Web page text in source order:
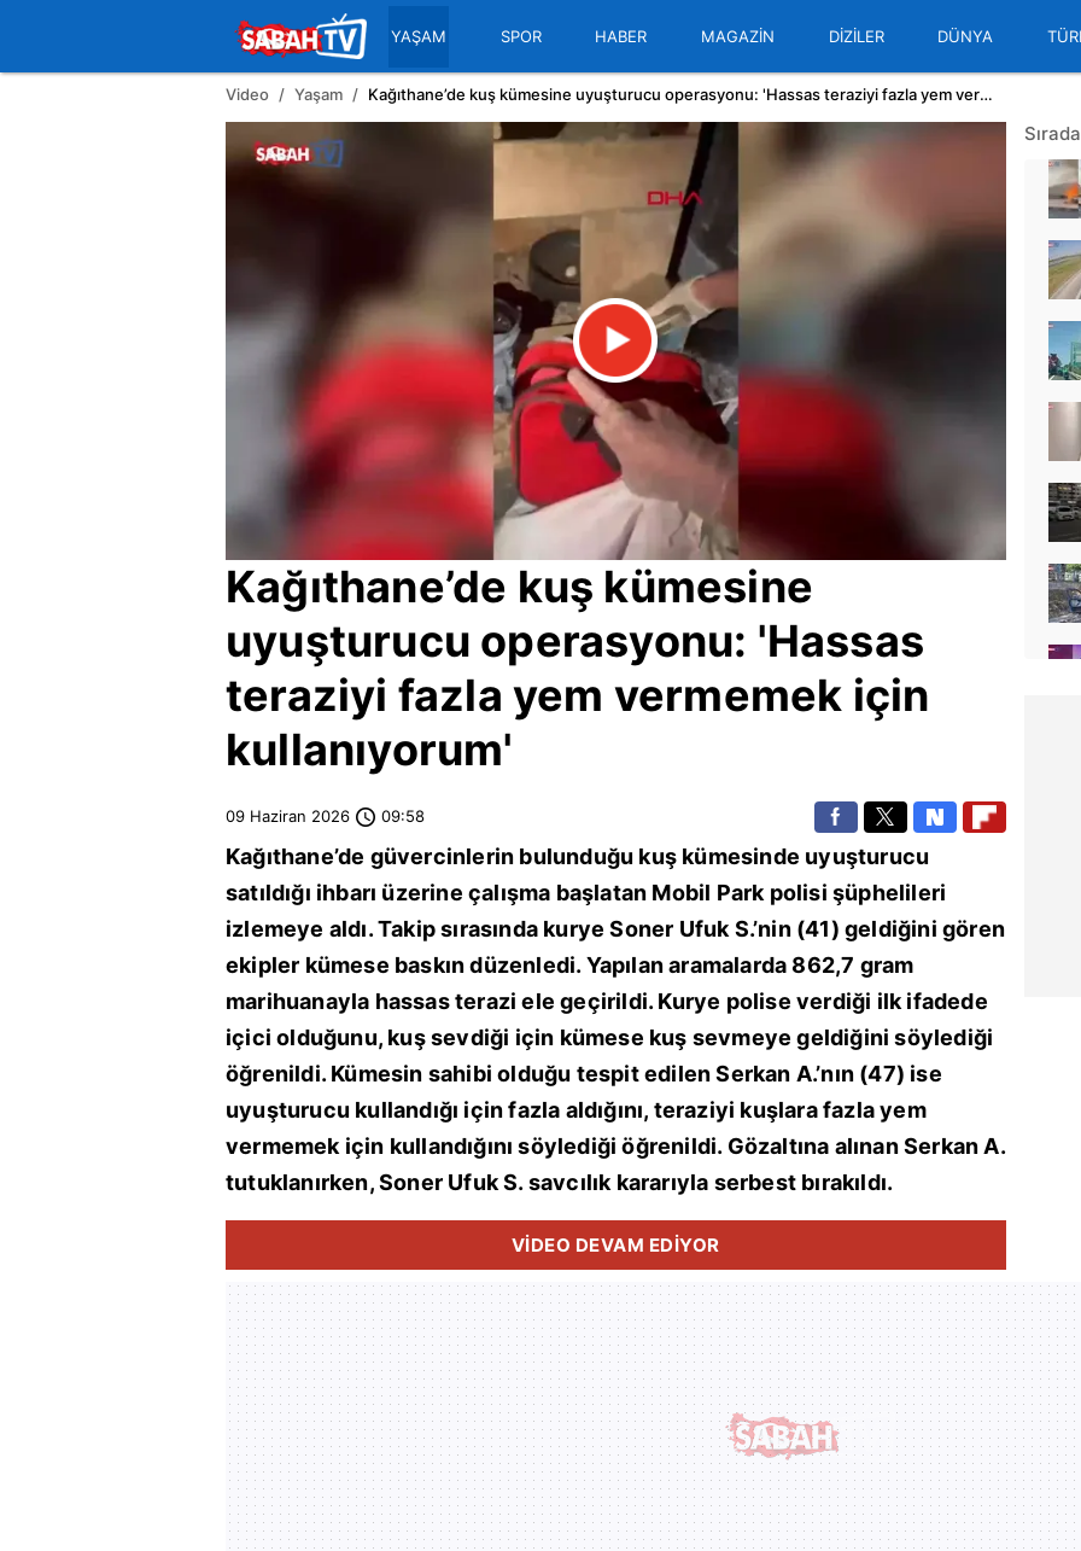
YAŞAM SPOR HABER MAGAZİN DİZİLER DÜNYA
Video Yaşam Kağıthane’de kuş kümesine uyuşturucu operasyonu: 'Hassas teraziyi fazla yem vermemek için kullanıyorum'
Kağıthane’de kuş kümesine
uyuşturucu operasyonu: 'Hassas
teraziyi fazla yem vermemek için
kullanıyorum'
09 Haziran 2026 09:58
Kağıthane’de güvercinlerin bulunduğu kuş kümesinde uyuşturucu
satıldığı ihbarı üzerine çalışma başlatan Mobil Park polisi şüphelileri
izlemeye aldı. Takip sırasında kurye Soner Ufuk S.’nin (41) geldiğini gören
ekipler kümese baskın düzenledi. Yapılan aramalarda 862,7 gram
marihuanayla hassas terazi ele geçirildi. Kurye polise verdiği ilk ifadede
içici olduğunu, kuş sevdiği için kümese kuş sevmeye geldiğini söylediği
öğrenildi. Kümesin sahibi olduğu tespit edilen Serkan A.’nın (47) ise
uyuşturucu kullandığı için fazla aldığını, teraziyi kuşlara fazla yem
vermemek için kullandığını söylediği öğrenildi. Gözaltına alınan Serkan A.
tutuklanırken, Soner Ufuk S. savcılık kararıyla serbest bırakıldı.
VİDEO DEVAM EDİYOR